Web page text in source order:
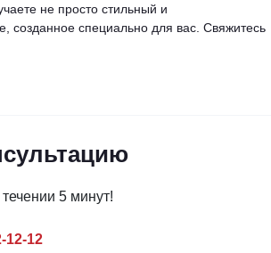
не просто стильный и
созданное специально для вас. Свяжитесь
5 минут!
12-12